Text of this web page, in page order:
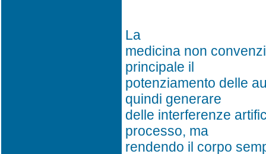
La
medicina non
principale il
potenziamento delle
quindi generare
delle interferenze
processo, ma
rendendo il corpo